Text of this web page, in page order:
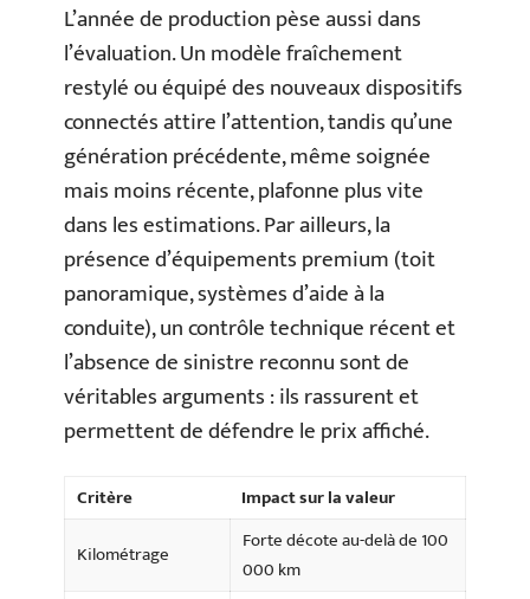
L’année de production pèse aussi dans
l’évaluation. Un modèle fraîchement
restylé ou équipé des nouveaux dispositifs
connectés attire l’attention, tandis qu’une
génération précédente, même soignée
mais moins récente, plafonne plus vite
dans les estimations. Par ailleurs, la
présence d’équipements premium (toit
panoramique, systèmes d’aide à la
conduite), un contrôle technique récent et
l’absence de sinistre reconnu sont de
véritables arguments : ils rassurent et
permettent de défendre le prix affiché.
Critère
Impact sur la valeur
Kilométrage
Forte décote au-delà de 100
000 km